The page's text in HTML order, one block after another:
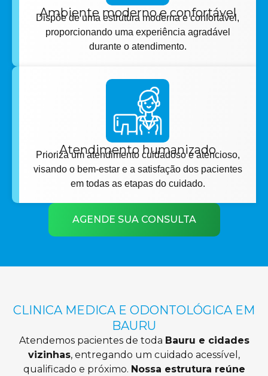
Ambiente moderno e confortável
Dispõe de uma estrutura moderna e confortável,
proporcionando uma experiência agradável
durante o atendimento.
Atendimento humanizado
Prioriza um atendimento cuidadoso e atencioso,
visando o bem-estar e a satisfação dos pacientes
em todas as etapas do cuidado.
AGENDE SUA CONSULTA
CLINICA MEDICA E ODONTOLÓGICA EM
BAURU
Atendemos pacientes de toda Bauru e cidades
vizinhas, entregando um cuidado acessível,
qualificado e próximo. Nossa estrutura reúne